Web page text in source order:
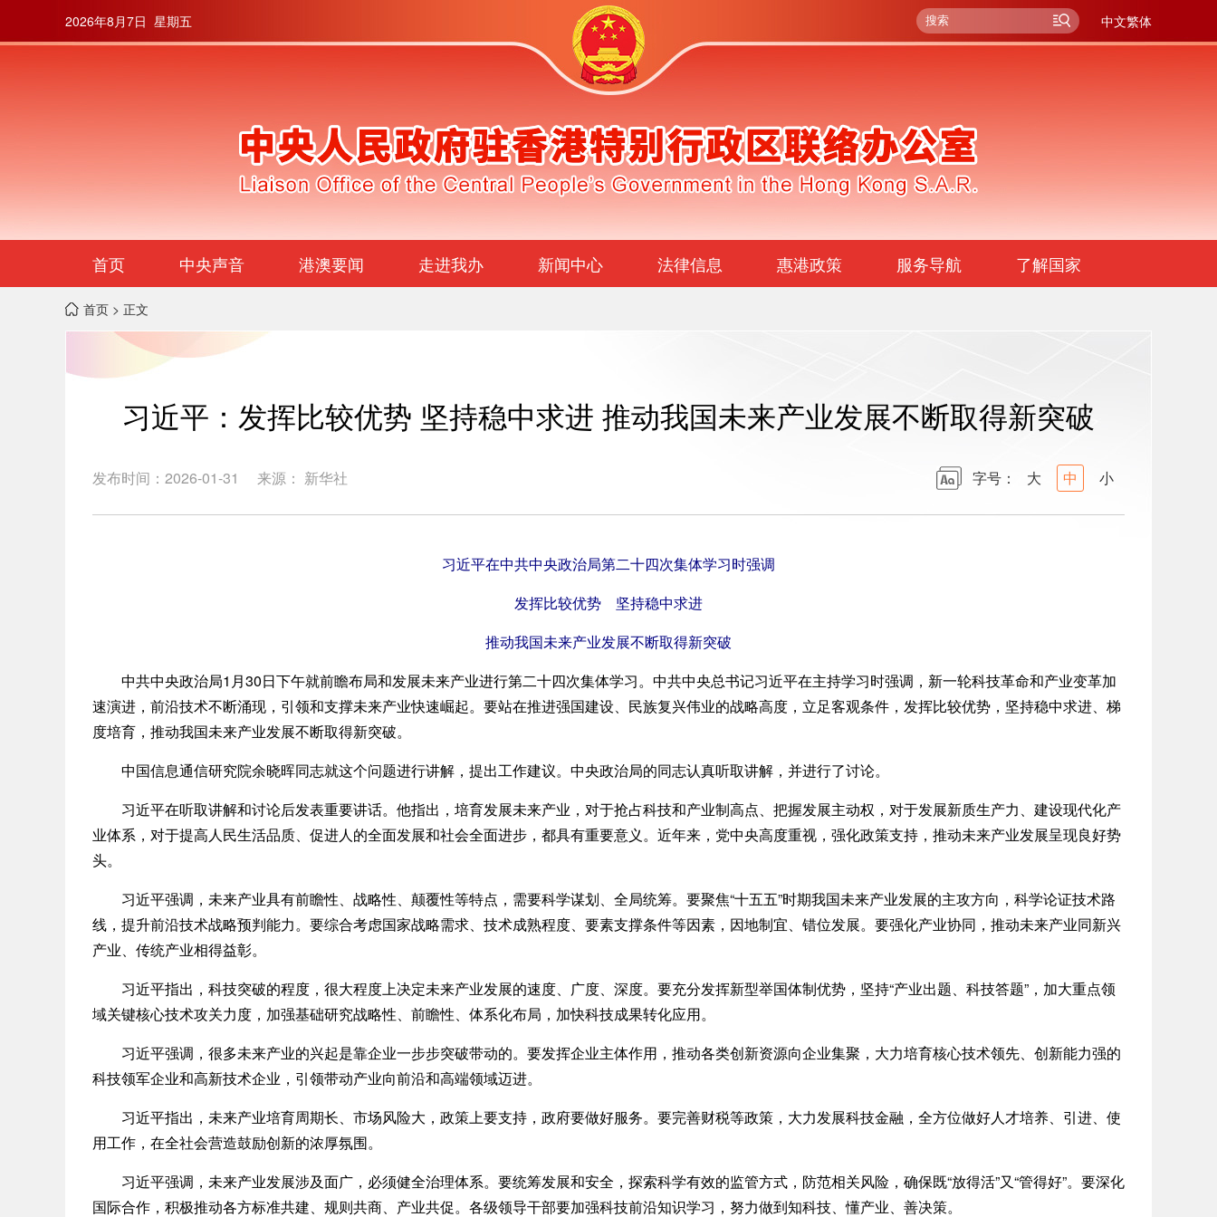
2026年8月7日 星期五 中文繁体
首页 中央声音 港澳要闻 走进我办 新闻中心 法律信息 惠港政策 服务导航 了解国家
首页 > 正文
习近平：发挥比较优势 坚持稳中求进 推动我国未来产业发展不断取得新突破
发布时间：2026-01-31 来源： 新华社 字号： 大 中 小
习近平在中共中央政治局第二十四次集体学习时强调
发挥比较优势 坚持稳中求进
推动我国未来产业发展不断取得新突破
中共中央政治局1月30日下午就前瞻布局和发展未来产业进行第二十四次集体学习。中共中央总书记习近平在主持学习时强调，新一轮科技革命和产业变革加
速演进，前沿技术不断涌现，引领和支撑未来产业快速崛起。要站在推进强国建设、民族复兴伟业的战略高度，立足客观条件，发挥比较优势，坚持稳中求进、梯
度培育，推动我国未来产业发展不断取得新突破。
中国信息通信研究院余晓晖同志就这个问题进行讲解，提出工作建议。中央政治局的同志认真听取讲解，并进行了讨论。
习近平在听取讲解和讨论后发表重要讲话。他指出，培育发展未来产业，对于抢占科技和产业制高点、把握发展主动权，对于发展新质生产力、建设现代化产
业体系，对于提高人民生活品质、促进人的全面发展和社会全面进步，都具有重要意义。近年来，党中央高度重视，强化政策支持，推动未来产业发展呈现良好势
头。
习近平强调，未来产业具有前瞻性、战略性、颠覆性等特点，需要科学谋划、全局统筹。要聚焦“十五五”时期我国未来产业发展的主攻方向，科学论证技术路
线，提升前沿技术战略预判能力。要综合考虑国家战略需求、技术成熟程度、要素支撑条件等因素，因地制宜、错位发展。要强化产业协同，推动未来产业同新兴
产业、传统产业相得益彰。
习近平指出，科技突破的程度，很大程度上决定未来产业发展的速度、广度、深度。要充分发挥新型举国体制优势，坚持“产业出题、科技答题”，加大重点领
域关键核心技术攻关力度，加强基础研究战略性、前瞻性、体系化布局，加快科技成果转化应用。
习近平强调，很多未来产业的兴起是靠企业一步步突破带动的。要发挥企业主体作用，推动各类创新资源向企业集聚，大力培育核心技术领先、创新能力强的
科技领军企业和高新技术企业，引领带动产业向前沿和高端领域迈进。
习近平指出，未来产业培育周期长、市场风险大，政策上要支持，政府要做好服务。要完善财税等政策，大力发展科技金融，全方位做好人才培养、引进、使
用工作，在全社会营造鼓励创新的浓厚氛围。
习近平强调，未来产业发展涉及面广，必须健全治理体系。要统筹发展和安全，探索科学有效的监管方式，防范相关风险，确保既“放得活”又“管得好”。要深化
国际合作，积极推动各方标准共建、规则共商、产业共促。各级领导干部要加强科技前沿知识学习，努力做到知科技、懂产业、善决策。